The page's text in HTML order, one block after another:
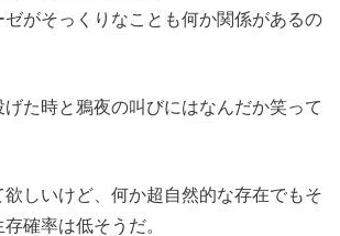
がそっくりなことも何か関係があるの
げた時と鴉夜の叫びにはなんだか笑って
しいけど、何か超自然的な存在でもそ
確率は低そうだ。